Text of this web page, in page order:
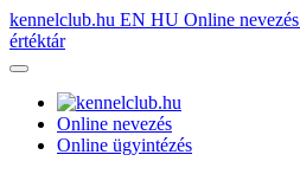
kennelclub.hu EN HU Online nevezés
értéktár
Online nevezés
Online ügyintézés